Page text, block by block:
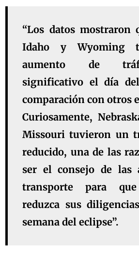
“Los datos mostraron
Idaho y Wyoming
aumento de
significativo el día
comparación con otros
Curiosamente,
Missouri tuvieron un
reducido, una de las
ser el consejo de las
transporte para
reduzca sus
semana del eclipse”.